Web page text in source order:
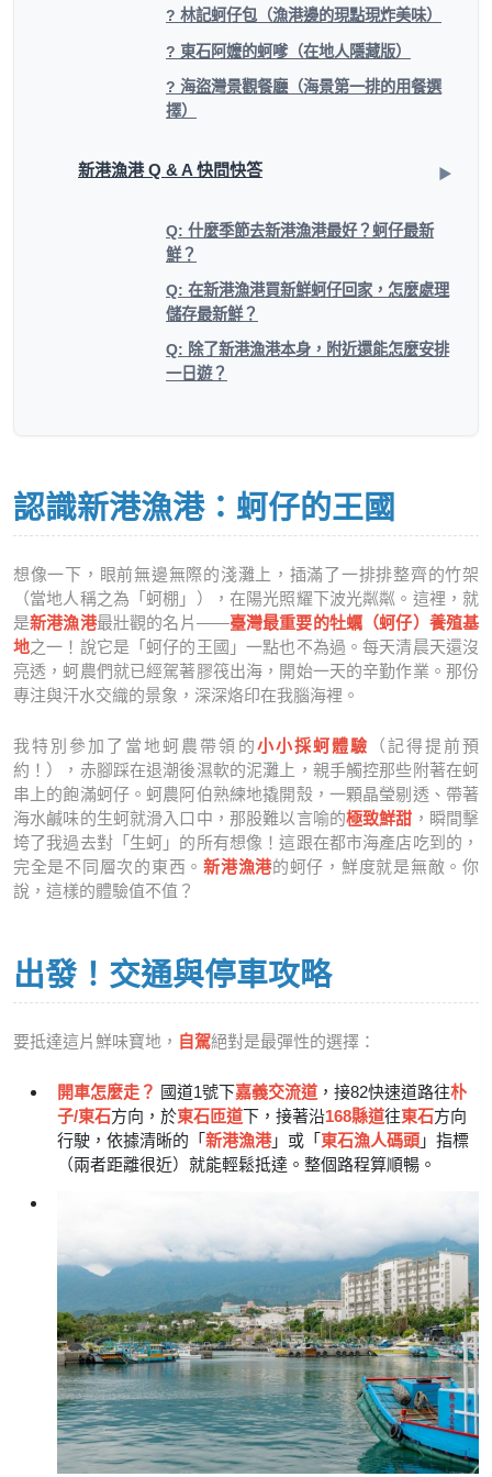
? 林記蚵仔包（漁港邊的現點現炸美味）
? 東石阿嬤的蚵嗲（在地人隱藏版）
? 海盜灣景觀餐廳（海景第一排的用餐選
擇）
新港漁港 Q & A 快問快答
Q: 什麼季節去新港漁港最好？蚵仔最新
鮮？
Q: 在新港漁港買新鮮蚵仔回家，怎麼處理
儲存最新鮮？
Q: 除了新港漁港本身，附近還能怎麼安排
一日遊？
認識新港漁港：蚵仔的王國
想像一下，眼前無邊無際的淺灘上，插滿了一排排整齊的竹架
（當地人稱之為「蚵棚」），在陽光照耀下波光粼粼。這裡，就
是新港漁港最壯觀的名片——臺灣最重要的牡蠣（蚵仔）養殖基
地之一！說它是「蚵仔的王國」一點也不為過。每天清晨天還沒
亮透，蚵農們就已經駕著膠筏出海，開始一天的辛勤作業。那份
專注與汗水交織的景象，深深烙印在我腦海裡。
我特別參加了當地蚵農帶領的小小採蚵體驗
（記得提前預
約！），赤腳踩在退潮後濕軟的泥灘上，親手觸控那些附著在蚵
串上的飽滿蚵仔。蚵農阿伯熟練地撬開殼，一顆晶瑩剔透、帶著
海水鹹味的生蚵就滑入口中，那股難以言喻的極致鮮甜 ，瞬間擊
垮了我過去對「生蚵」的所有想像！這跟在都市海產店吃到的，
完全是不同層次的東西。新港漁港的蚵仔，鮮度就是無敵。你
說，這樣的體驗值不值？
出發！交通與停車攻略
要抵達這片鮮味寶地， 自駕絕對是最彈性的選擇：
開車怎麼走？ 國道1號下嘉義交流道 ，接82快速道路往朴
子/東石方向，於東石匝道下，接著沿168縣道往東石方向
行駛，依據清晰的「 新港漁港」或「 東石漁人碼頭 」指標
（兩者距離很近）就能輕鬆抵達。整個路程算順暢。